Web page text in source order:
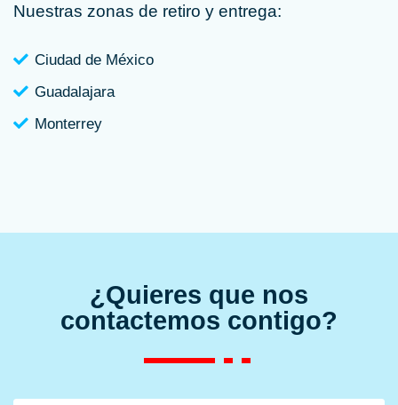
Nuestras zonas de retiro y entrega:
Ciudad de México
Guadalajara
Monterrey
¿Quieres que nos
contactemos contigo?